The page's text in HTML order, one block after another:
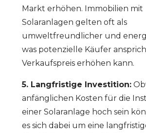
Markt erhöhen. Immobilien mit
Solaranlagen gelten oft als
umweltfreundlicher und
was potenzielle Käufer
Verkaufspreis erhöhen kann.
5. Langfristige Investition:
anfänglichen Kosten für die
einer Solaranlage hoch sein
es sich dabei um eine